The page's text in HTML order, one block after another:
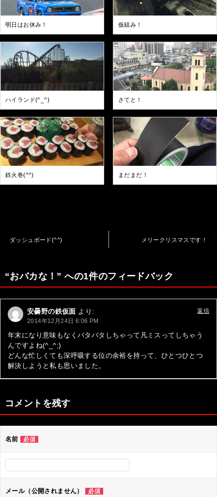
明日はお休み！ 仮組み！
ハイランド(^_^) さてと！
鉄火巻(^^) まだまだ！
ビ
ゲ
ー
シ
ョ
ン
ダッシュボード(^^) メリークリスマスです！
“おバカな！” への1件のフィードバック
安曇野の鉄仮面 より:
2014年12月24日 6:06 PM
年末になり意味もなくバタバタしちゃって凡ミスってしちゃう
んですよね(^_^;)
どんな忙しくても深呼吸する位の余裕を持って、ひとつひとつ
解決しようと私も思いました。
返信
コメントを残す
名前 必須
メール（公開されません） 必須